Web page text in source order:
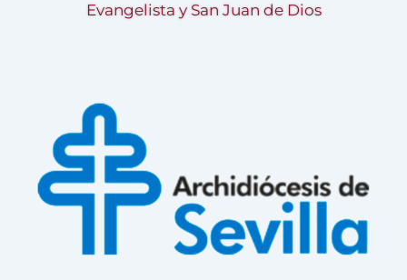
Evangelista y San Juan de Dios